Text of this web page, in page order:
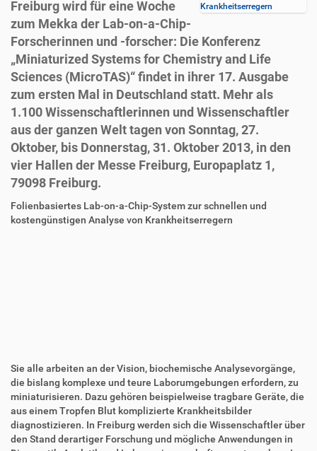
Krankheitserregern
Freiburg wird für eine Woche
zum Mekka der Lab-on-a-Chip-
Forscherinnen und -forscher: Die Konferenz
„Miniaturized Systems for Chemistry and Life
Sciences (MicroTAS)“ findet in ihrer 17. Ausgabe
zum ersten Mal in Deutschland statt. Mehr als
1.100 Wissenschaftlerinnen und Wissenschaftler
aus der ganzen Welt tagen von Sonntag, 27.
Oktober, bis Donnerstag, 31. Oktober 2013, in den
vier Hallen der Messe Freiburg, Europaplatz 1,
79098 Freiburg.
D
i
f
A
r
n
e
n
Folienbasiertes Lab-on-a-Chip-System zur schnellen und
kostengünstigen Analyse von Krankheitserregern
Sie alle arbeiten an der Vision, biochemische Analysevorgänge,
die bislang komplexe und teure Laborumgebungen erfordern, zu
miniaturisieren. Dazu gehören beispielweise tragbare Geräte, die
aus einem Tropfen Blut komplizierte Krankheitsbilder
diagnostizieren. In Freiburg werden sich die Wissenschaftler über
den Stand derartiger Forschung und mögliche Anwendungen in